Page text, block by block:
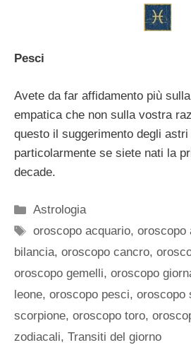
Pesci
Avete da far affidamento più
empatica che non sulla vostra
questo il suggerimento degli
particolarmente se siete nati la
decade.
Categorie
Astrologia
Tag
oroscopo acquario,oroscopo
bilancia, oroscopo cancro,
oroscopo gemelli, oroscopo
leone, oroscopo pesci, oroscopo
scorpione, oroscopo toro,
zodiacali, Transiti del giorno